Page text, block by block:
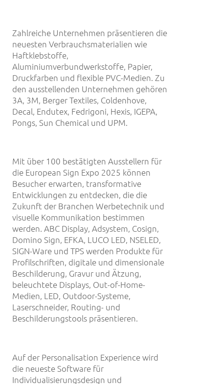
Zahlreiche Unternehmen präsentieren die
neuesten Verbrauchsmaterialien wie
Haftklebstoffe,
Aluminiumverbundwerkstoffe, Papier,
Druckfarben und flexible PVC-Medien. Zu
den ausstellenden Unternehmen gehören
3A, 3M, Berger Textiles, Coldenhove,
Decal, Endutex, Fedrigoni, Hexis, IGEPA,
Pongs, Sun Chemical und UPM.
Mit über 100 bestätigten Ausstellern für
die European Sign Expo 2025 können
Besucher erwarten, transformative
Entwicklungen zu entdecken, die die
Zukunft der Branchen Werbetechnik und
visuelle Kommunikation bestimmen
werden. ABC Display, Adsystem, Cosign,
Domino Sign, EFKA, LUCO LED, NSELED,
SIGN-Ware und TPS werden Produkte für
Profilschriften, digitale und dimensionale
Beschilderung, Gravur und Ätzung,
beleuchtete Displays, Out-of-Home-
Medien, LED, Outdoor-Systeme,
Laserschneider, Routing- und
Beschilderungstools präsentieren.
Auf der Personalisation Experience wird
die neueste Software für
Individualisierungsdesign und